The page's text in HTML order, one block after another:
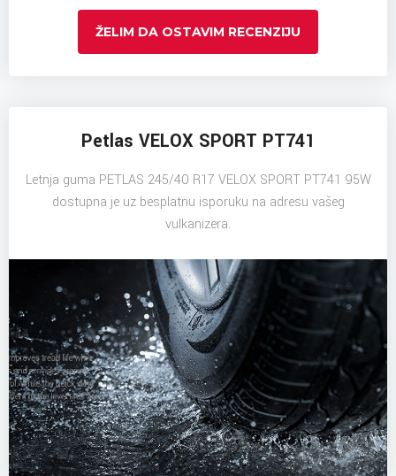
ŽELIM DA OSTAVIM RECENZIJU
Petlas VELOX SPORT PT741
Letnja guma PETLAS 245/40 R17 VELOX SPORT PT741 95W
dostupna je uz besplatnu isporuku na adresu vašeg
vulkanizera.